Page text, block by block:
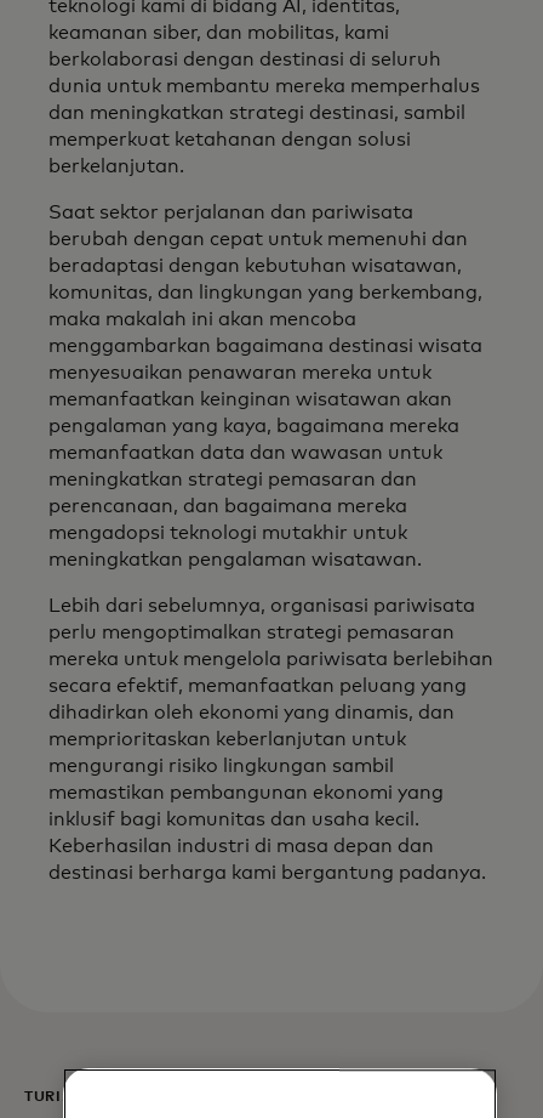
teknologi kami di bidang AI, identitas,
keamanan siber, dan mobilitas, kami
berkolaborasi dengan destinasi di seluruh
dunia untuk membantu mereka memperhalus
dan meningkatkan strategi destinasi, sambil
memperkuat ketahanan dengan solusi
berkelanjutan.
Saat sektor perjalanan dan pariwisata
berubah dengan cepat untuk memenuhi dan
beradaptasi dengan kebutuhan wisatawan,
komunitas, dan lingkungan yang berkembang,
maka makalah ini akan mencoba
menggambarkan bagaimana destinasi wisata
menyesuaikan penawaran mereka untuk
memanfaatkan keinginan wisatawan akan
pengalaman yang kaya, bagaimana mereka
memanfaatkan data dan wawasan untuk
meningkatkan strategi pemasaran dan
perencanaan, dan bagaimana mereka
mengadopsi teknologi mutakhir untuk
meningkatkan pengalaman wisatawan.
Lebih dari sebelumnya, organisasi pariwisata
perlu mengoptimalkan strategi pemasaran
mereka untuk mengelola pariwisata berlebihan
secara efektif, memanfaatkan peluang yang
dihadirkan oleh ekonomi yang dinamis, dan
memprioritaskan keberlanjutan untuk
mengurangi risiko lingkungan sambil
memastikan pembangunan ekonomi yang
inklusif bagi komunitas dan usaha kecil.
Keberhasilan industri di masa depan dan
destinasi berharga kami bergantung padanya.
TURIS MASA DEPAN